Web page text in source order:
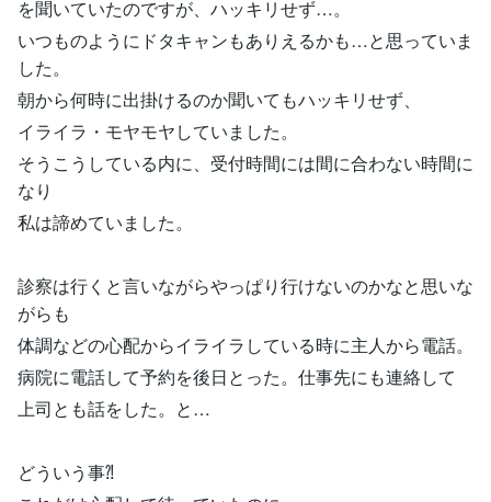
を聞いていたのですが、ハッキリせず…。
いつものようにドタキャンもありえるかも…と思っていま
した。
朝から何時に出掛けるのか聞いてもハッキリせず、
イライラ・モヤモヤしていました。
そうこうしている内に、受付時間には間に合わない時間に
なり
私は諦めていました。
診察は行くと言いながらやっぱり行けないのかなと思いな
がらも
体調などの心配からイライラしている時に主人から電話。
病院に電話して予約を後日とった。仕事先にも連絡して
上司とも話をした。と…
どういう事⁈